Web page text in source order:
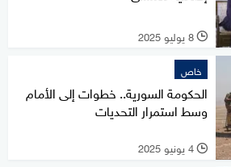
l 8 يوليو 2025
خاص
الحكومة السورية.. خطوات إلى الأمام
وسط استمرار التحديات
l 4 يونيو 2025